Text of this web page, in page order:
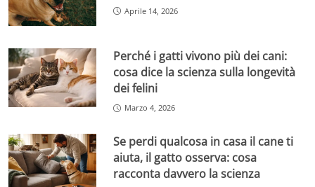
Aprile 14, 2026
Perché i gatti vivono più dei cani:
cosa dice la scienza sulla longevità
dei felini
Marzo 4, 2026
Se perdi qualcosa in casa il cane ti
aiuta, il gatto osserva: cosa
racconta davvero la scienza